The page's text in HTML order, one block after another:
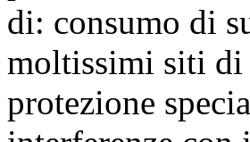
di: consumo di
moltissimi siti di
protezione